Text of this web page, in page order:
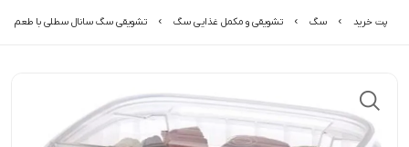
پت خرید سگ تشویقی و مکمل غذایی سگ تشویقی سگ سانال سطلی با طعم